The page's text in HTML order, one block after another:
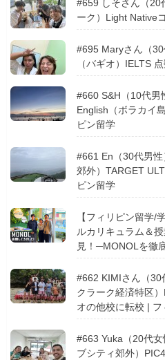
#659 しそさん（20
ーク）Light Native
#695 Maryさん（
（バギオ）IELTS
#660 S&H（10代男
English（ボラカイ
ピン留学
#661 En（30代男
郊外）TARGET
ピン留学
【フィリピン留学/
ルカリキュラム＆
見！─MONOLを徹
#662 KIMIさん（30
クラーク経済特区
オの他校に転校 |
#663 Yuka（20代
ブシティ郊外）